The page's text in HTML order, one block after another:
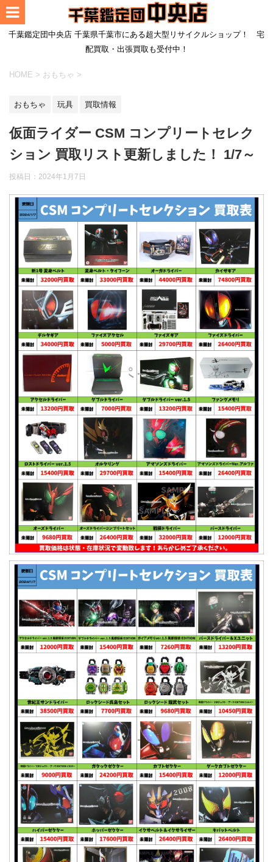
千葉鑑定団中央店 千葉県千葉市にある超大型リサイクルショップ！ 宅
配買取・出張買取も受付中！
HOME > おもちゃ >
おもちゃ 玩具 買取情報
仮面ライダー CSM コンプリートセレク
ション 買取リスト更新しました！ 1/7～
投稿日：2024年1月7日